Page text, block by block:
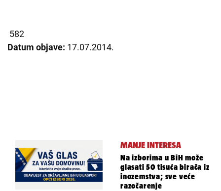
582
Datum objave: 17.07.2014.
MANJE INTERESA
Na izborima u BiH može
glasati 50 tisuća birača iz
inozemstva; sve veće
razočarenje